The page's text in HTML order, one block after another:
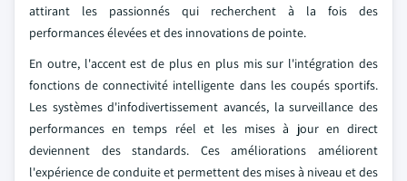
attirant les passionnés qui recherchent à la fois des
performances élevées et des innovations de pointe.
En outre, l'accent est de plus en plus mis sur l'intégration des
fonctions de connectivité intelligente dans les coupés sportifs.
Les systèmes d'infodivertissement avancés, la surveillance des
performances en temps réel et les mises à jour en direct
deviennent des standards. Ces améliorations améliorent
l'expérience de conduite et permettent des mises à niveau et des